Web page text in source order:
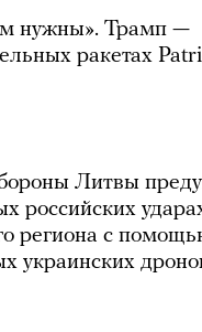
нужны». Трамп —
ракетах
Литвы
российских
региона с
украинских